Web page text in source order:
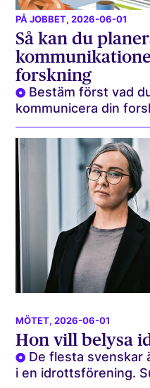
PÅ JOBBET, 2026-06-01
Så kan du
forskning
Bestäm först vad
kommunicera din
MÖTET, 2026-06-01
Hon vill belysa
De flesta svenskar
i en idrottsförening.